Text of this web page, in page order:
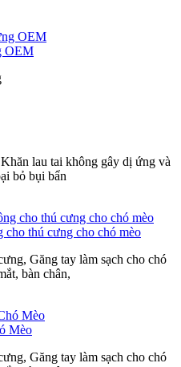
OEM
lau tai không gây dị ứng và
bỏ bụi bẩn
cho thú cưng cho chó mèo
Găng tay làm sạch cho chó
bàn chân,
Mèo
Găng tay làm sạch cho chó